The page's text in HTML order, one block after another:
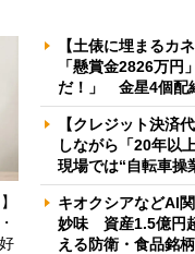
【土俵に埋まるカ
「懸賞金2826万
だ！」 金星4個配
【クレジット決済
しながら「20年以
現場では“自転車操
キオクシアなどAI
妙味 資産1.5億円
える防衛・食品銘